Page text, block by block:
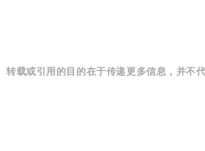
转载或引用的目的在于传递更多信息，并不